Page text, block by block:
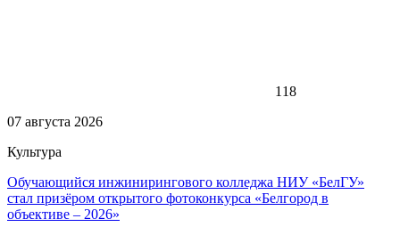
118
07 августа 2026
Культура
Обучающийся инжинирингового колледжа НИУ «БелГУ»
стал призёром открытого фотоконкурса «Белгород в
объективе – 2026»